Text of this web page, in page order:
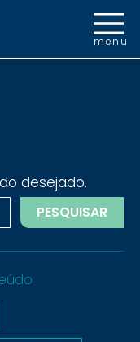
menu
desejado.
PESQUISAR